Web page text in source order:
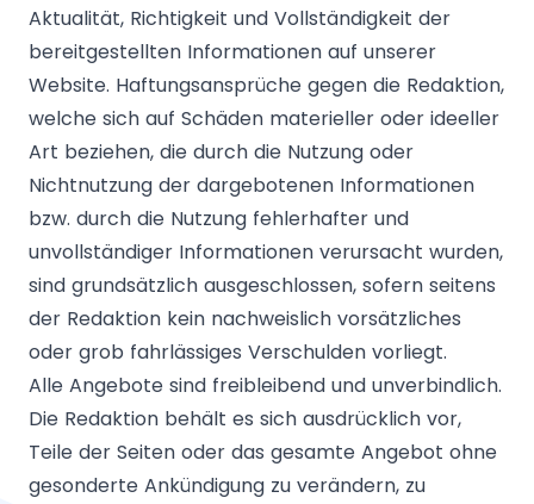
Aktualität, Richtigkeit und Vollständigkeit der
bereitgestellten Informationen auf unserer
Website. Haftungsansprüche gegen die Redaktion,
welche sich auf Schäden materieller oder ideeller
Art beziehen, die durch die Nutzung oder
Nichtnutzung der dargebotenen Informationen
bzw. durch die Nutzung fehlerhafter und
unvollständiger Informationen verursacht wurden,
sind grundsätzlich ausgeschlossen, sofern seitens
der Redaktion kein nachweislich vorsätzliches
oder grob fahrlässiges Verschulden vorliegt.
Alle Angebote sind freibleibend und unverbindlich.
Die Redaktion behält es sich ausdrücklich vor,
Teile der Seiten oder das gesamte Angebot ohne
gesonderte Ankündigung zu verändern, zu